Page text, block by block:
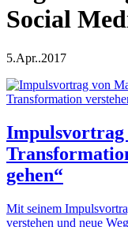
Social
5.Apr..2017
Impulsvortrag
gehen“
Mit seinem
verstehen und neue